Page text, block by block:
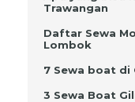
Trawangan
Daftar Sewa
Lombok
7 Sewa boat di
3 Sewa Boat